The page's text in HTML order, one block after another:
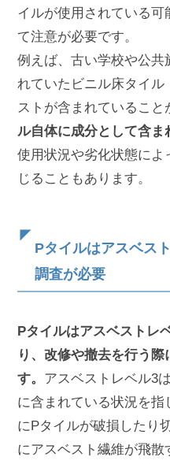
イルが使用されている
て注意が必要です。
例えば、古い学校や公共
れていたビニル床タイ
ストが含まれていること
ル自体に成分として含ま
使用状況や劣化状態によ
じることもあります。
Pタイルはアスベス
調査が必要
Pタイルはアスベストレ
り、改修や撤去を行う
す。 アスベストレベル3
に含まれている状況を
にPタイルが破損したり
にアスベスト繊維が飛散